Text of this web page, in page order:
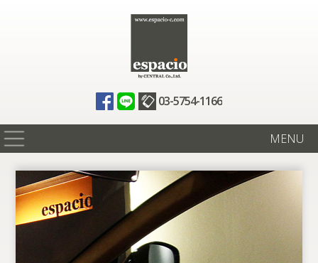
03-5754-1166
MENU
在庫情報
買取査定